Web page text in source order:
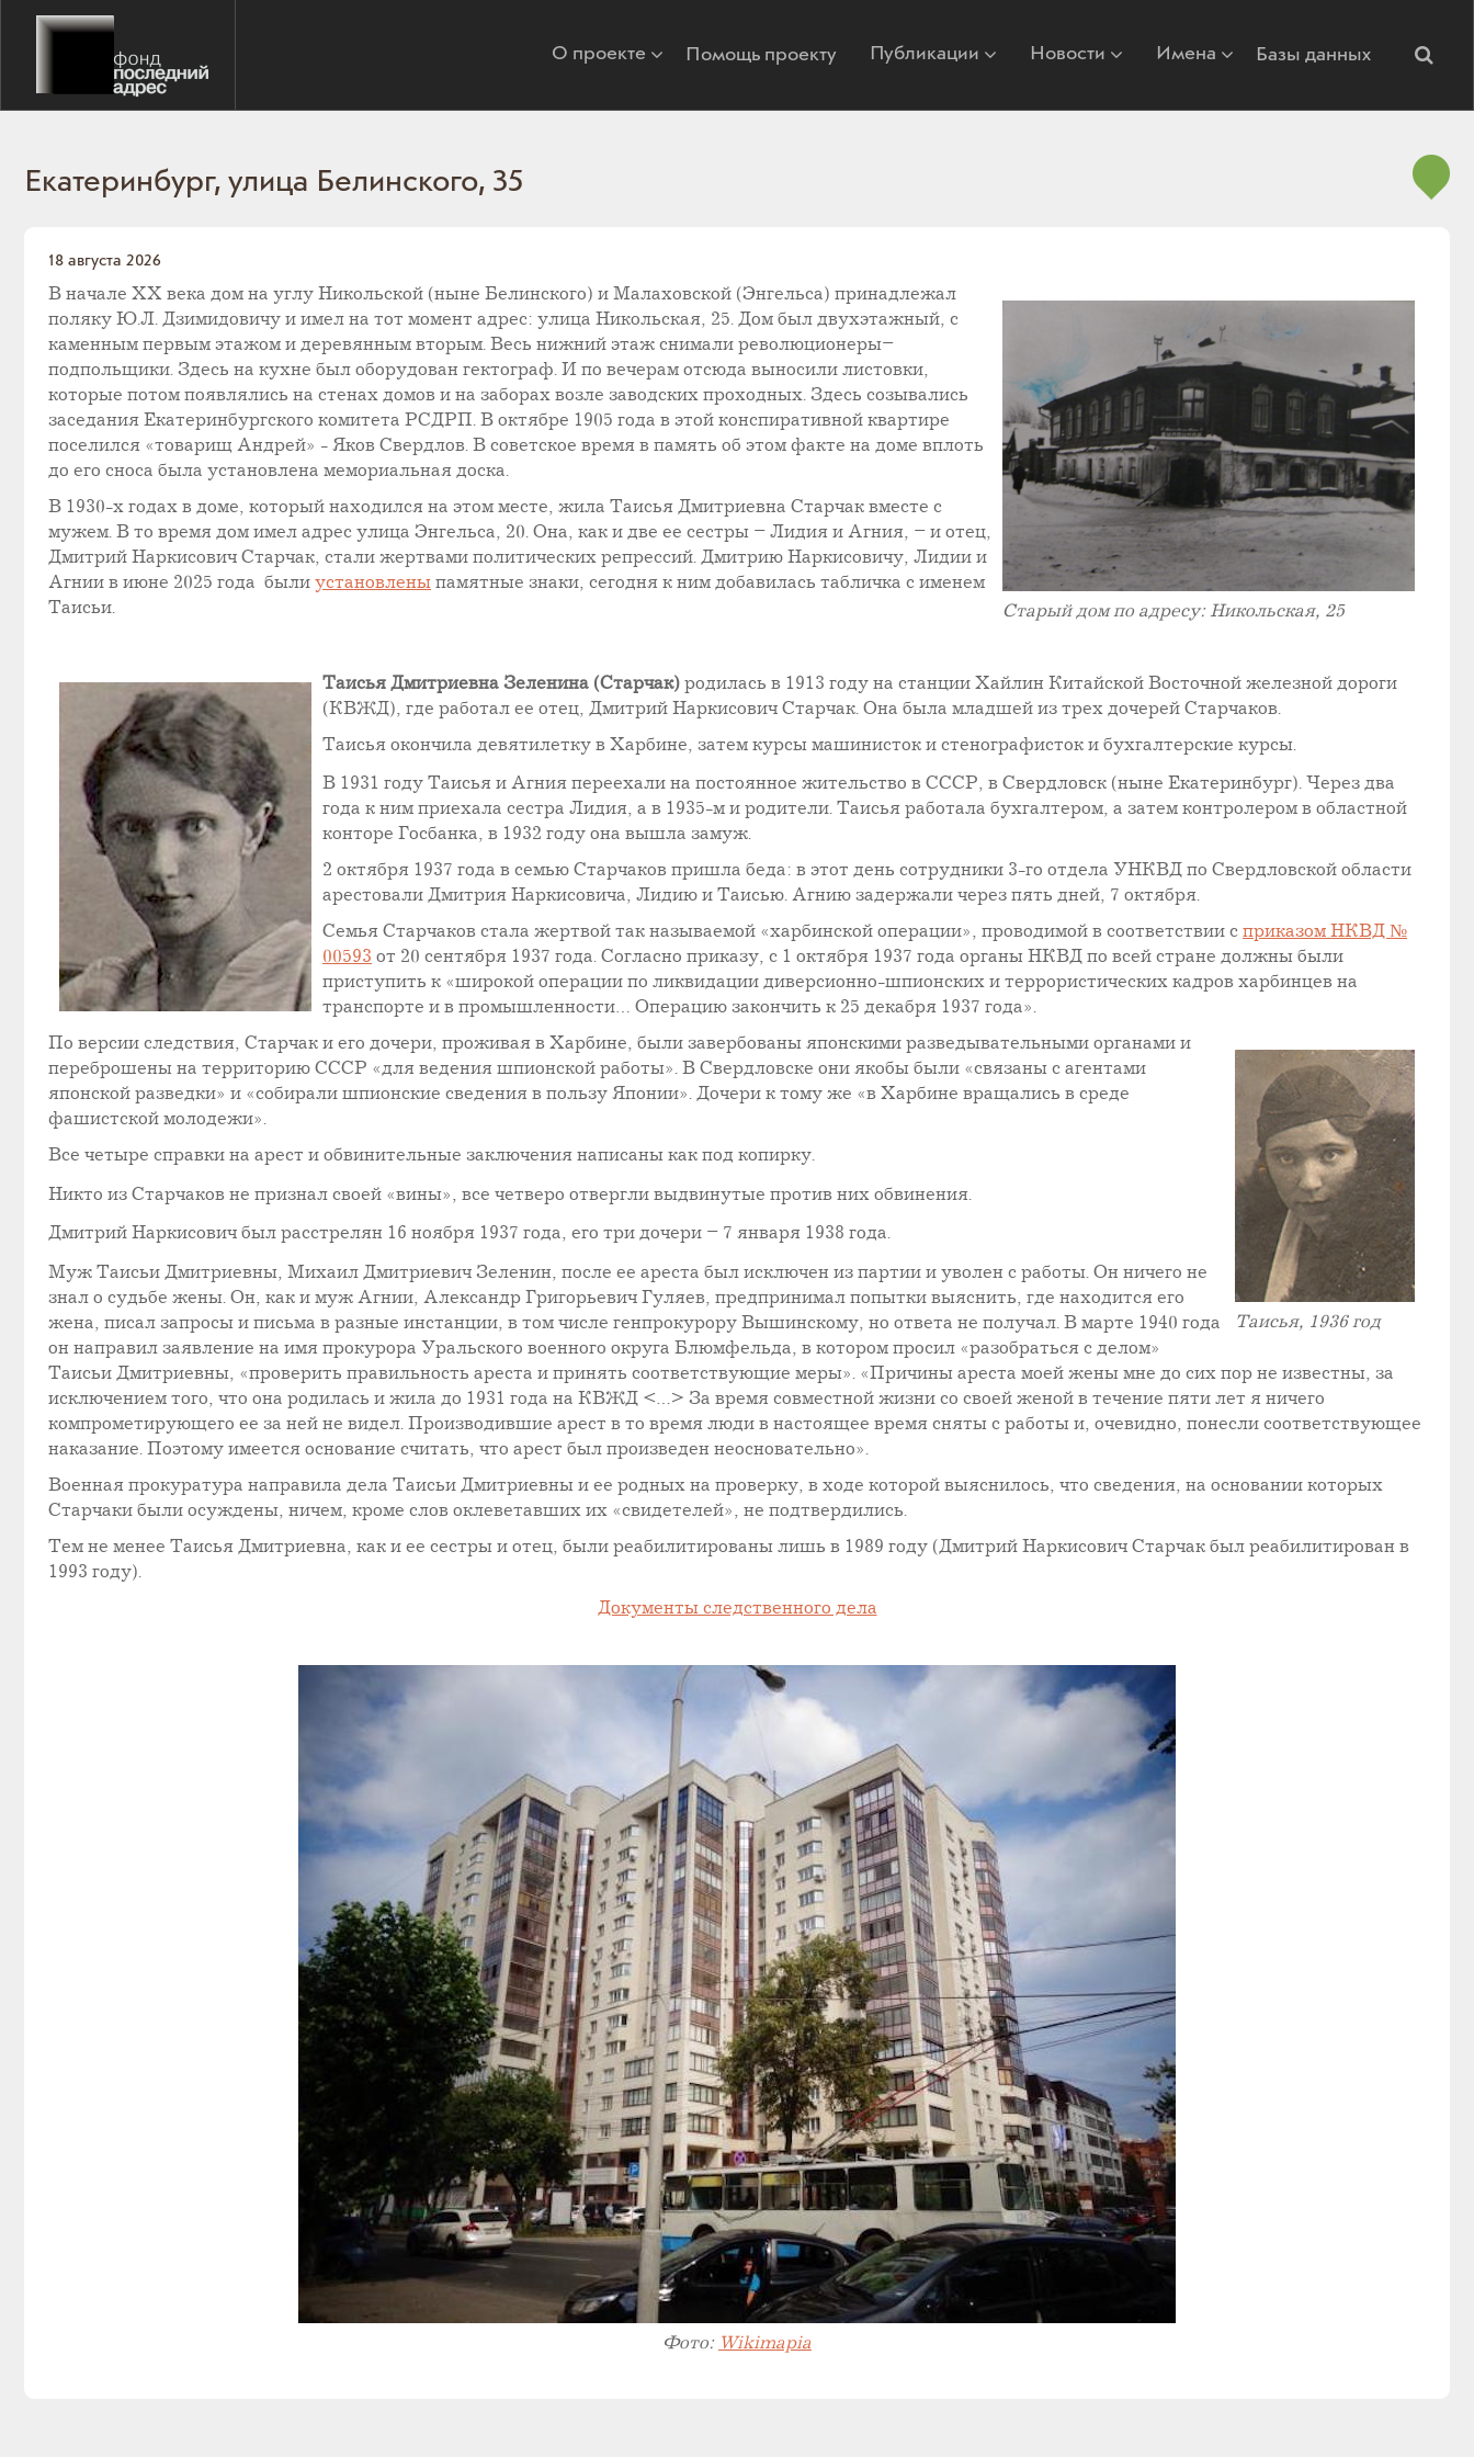
О проекте Помощь проекту Публикации Новости Имена Базы данных
Екатеринбург, улица Белинского, 35
18 августа 2026
Старый дом по адресу: Никольская, 25
В начале XX века дом на углу Никольской (ныне Белинского) и Малаховской (Энгельса) принадлежал
поляку Ю.Л. Дзимидовичу и имел на тот момент адрес: улица Никольская, 25. Дом был двухэтажный, с
каменным первым этажом и деревянным вторым. Весь нижний этаж снимали революционеры–
подпольщики. Здесь на кухне был оборудован гектограф. И по вечерам отсюда выносили листовки,
которые потом появлялись на стенах домов и на заборах возле заводских проходных. Здесь созывались
заседания Екатеринбургского комитета РСДРП. В октябре 1905 года в этой конспиративной квартире
поселился «товарищ Андрей» - Яков Свердлов. В советское время в память об этом факте на доме вплоть
до его сноса была установлена мемориальная доска.
В 1930-х годах в доме, который находился на этом месте, жила Таисья Дмитриевна Старчак вместе с
мужем. В то время дом имел адрес улица Энгельса, 20. Она, как и две ее сестры – Лидия и Агния, – и отец,
Дмитрий Наркисович Старчак, стали жертвами политических репрессий. Дмитрию Наркисовичу, Лидии и
Агнии в июне 2025 года были установлены памятные знаки, сегодня к ним добавилась табличка с именем
Таисьи.
Таисья Дмитриевна Зеленина (Старчак) родилась в 1913 году на станции Хайлин Китайской Восточной железной дороги
(КВЖД), где работал ее отец, Дмитрий Наркисович Старчак. Она была младшей из трех дочерей Старчаков.
Таисья окончила девятилетку в Харбине, затем курсы машинисток и стенографисток и бухгалтерские курсы.
В 1931 году Таисья и Агния переехали на постоянное жительство в СССР, в Свердловск (ныне Екатеринбург). Через два
года к ним приехала сестра Лидия, а в 1935-м и родители. Таисья работала бухгалтером, а затем контролером в областной
конторе Госбанка, в 1932 году она вышла замуж.
2 октября 1937 года в семью Старчаков пришла беда: в этот день сотрудники 3-го отдела УНКВД по Свердловской области
арестовали Дмитрия Наркисовича, Лидию и Таисью. Агнию задержали через пять дней, 7 октября.
Семья Старчаков стала жертвой так называемой «харбинской операции», проводимой в соответствии с приказом НКВД №
00593 от 20 сентября 1937 года. Согласно приказу, с 1 октября 1937 года органы НКВД по всей стране должны были
приступить к «широкой операции по ликвидации диверсионно-шпионских и террористических кадров харбинцев на
транспорте и в промышленности… Операцию закончить к 25 декабря 1937 года».
Таисья, 1936 год
По версии следствия, Старчак и его дочери, проживая в Харбине, были завербованы японскими разведывательными органами и
переброшены на территорию СССР «для ведения шпионской работы». В Свердловске они якобы были «связаны с агентами
японской разведки» и «собирали шпионские сведения в пользу Японии». Дочери к тому же «в Харбине вращались в среде
фашистской молодежи».
Все четыре справки на арест и обвинительные заключения написаны как под копирку.
Никто из Старчаков не признал своей «вины», все четверо отвергли выдвинутые против них обвинения.
Дмитрий Наркисович был расстрелян 16 ноября 1937 года, его три дочери – 7 января 1938 года.
Муж Таисьи Дмитриевны, Михаил Дмитриевич Зеленин, после ее ареста был исключен из партии и уволен с работы. Он ничего не
знал о судьбе жены. Он, как и муж Агнии, Александр Григорьевич Гуляев, предпринимал попытки выяснить, где находится его
жена, писал запросы и письма в разные инстанции, в том числе генпрокурору Вышинскому, но ответа не получал. В марте 1940 года
он направил заявление на имя прокурора Уральского военного округа Блюмфельда, в котором просил «разобраться с делом»
Таисьи Дмитриевны, «проверить правильность ареста и принять соответствующие меры». «Причины ареста моей жены мне до сих пор не известны, за
исключением того, что она родилась и жила до 1931 года на КВЖД <…> За время совместной жизни со своей женой в течение пяти лет я ничего
компрометирующего ее за ней не видел. Производившие арест в то время люди в настоящее время сняты с работы и, очевидно, понесли соответствующее
наказание. Поэтому имеется основание считать, что арест был произведен неосновательно».
Военная прокуратура направила дела Таисьи Дмитриевны и ее родных на проверку, в ходе которой выяснилось, что сведения, на основании которых
Старчаки были осуждены, ничем, кроме слов оклеветавших их «свидетелей», не подтвердились.
Тем не менее Таисья Дмитриевна, как и ее сестры и отец, были реабилитированы лишь в 1989 году (Дмитрий Наркисович Старчак был реабилитирован в
1993 году).
Документы следственного дела
Фото: Wikimapia